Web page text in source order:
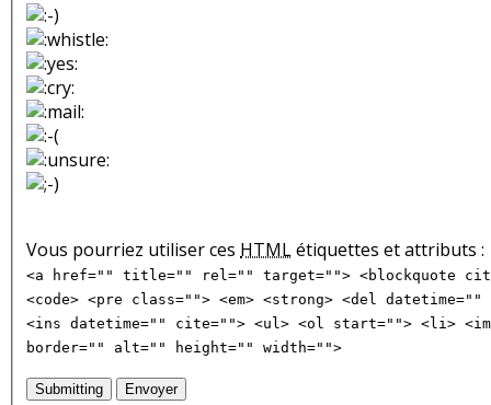
Vous pourriez utiliser ces HTMLétiquettes et attributs :
<a href="" title="" rel="" target=""> <blockquote
<code> <pre class=""> <em> <strong> <del
<ins datetime="" cite=""> <ul> <ol start=""> <li>
border="" alt="" height="" width="">
Submitting Envoyer